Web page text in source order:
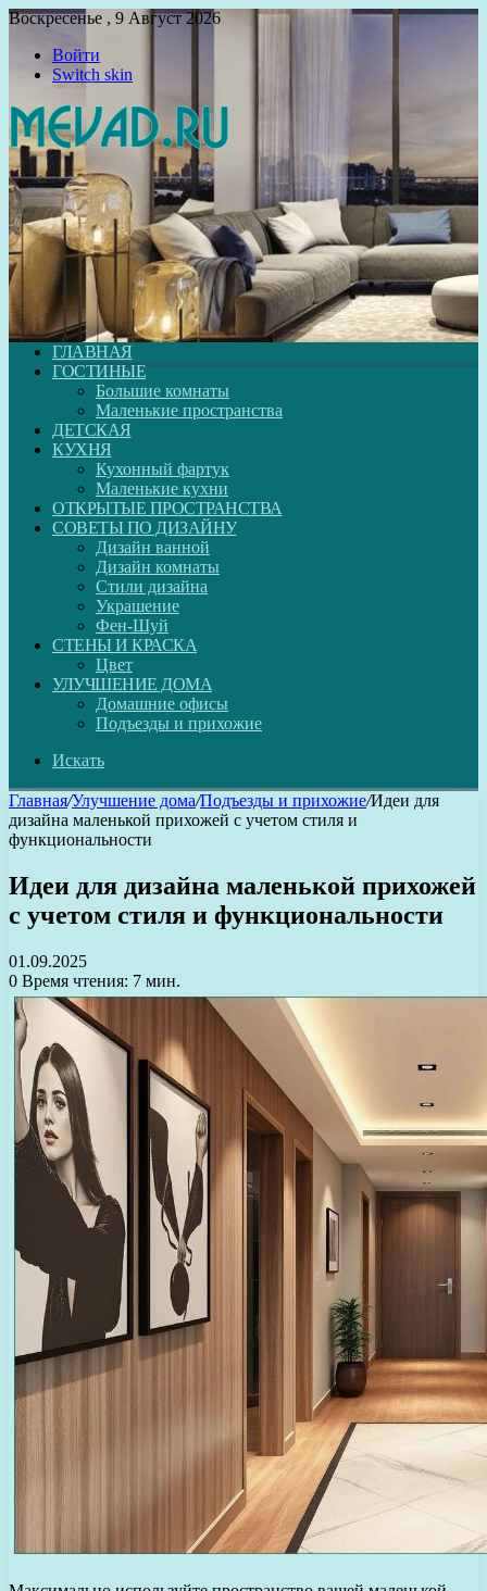
Воскресенье , 9 Август 2026
Войти
Switch skin
ГЛАВНАЯ
ГОСТИНЫЕ
Большие комнаты
Маленькие пространства
ДЕТСКАЯ
КУХНЯ
Кухонный фартук
Маленькие кухни
ОТКРЫТЫЕ ПРОСТРАНСТВА
СОВЕТЫ ПО ДИЗАЙНУ
Дизайн ванной
Дизайн комнаты
Стили дизайна
Украшение
Фен-Шуй
СТЕНЫ И КРАСКА
Цвет
УЛУЧШЕНИЕ ДОМА
Домашние офисы
Подъезды и прихожие
Искать
Главная/Улучшение дома/Подъезды и прихожие/Идеи для
дизайна маленькой прихожей с учетом стиля и
функциональности
Идеи для дизайна маленькой прихожей
с учетом стиля и функциональности
01.09.2025
0 Время чтения: 7 мин.